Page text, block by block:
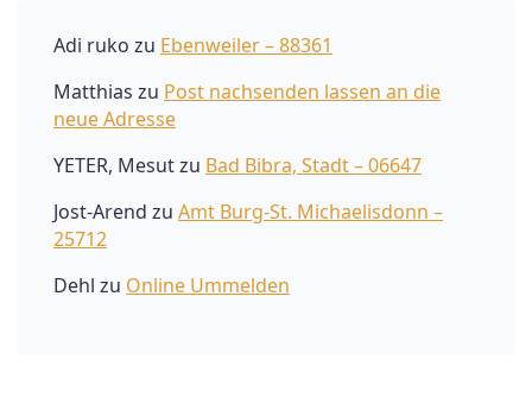
Adi ruko zu Ebenweiler – 88361
Matthias zu Post nachsenden lassen an die
neue Adresse
YETER, Mesutzu Bad Bibra, Stadt – 06647
Jost-Arend zu Amt Burg-St. Michaelisdonn –
25712
Dehl zu Online Ummelden